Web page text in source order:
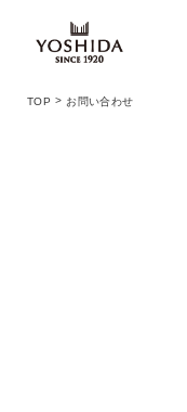
TOP お問い合わせ